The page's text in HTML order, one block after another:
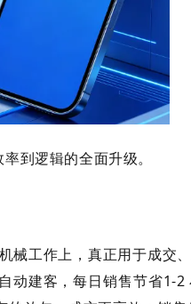
到逻辑的全面升级。
械工作上，真正用于成交
自动建客，每日销售节省1-2